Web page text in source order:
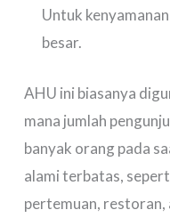
Untuk
besar.
AHU ini biasanya
mana jumlah
banyak orang pada
alami terbatas,
pertemuan, restoran,